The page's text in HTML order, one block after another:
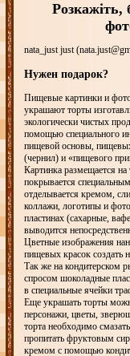
Розкажіть,
nata_just just
Нужен подарок?
Пищевые картинки и
украшают торты
экологически чистых
помощью специального
пищевой основы,
(чернил) и «пищевого
Картинка размещается на
покрывается
отделывается кремом,
коллажи, логотипы и
пластинах (сахарные,
выводится
Цветные изображения
пищевых красок создать
Так же на кондитерском
спросом шоколадные
в специальные ячейки
Еще украшать торты
персонажи, цветы,
торта необходимо
пропитать фруктовым
кремом с помощью